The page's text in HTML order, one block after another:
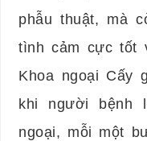
phẫu thuật, mà
tình cảm cực tốt
Khoa ngoại Cấy
khi người bệnh
ngoại, mỗi một